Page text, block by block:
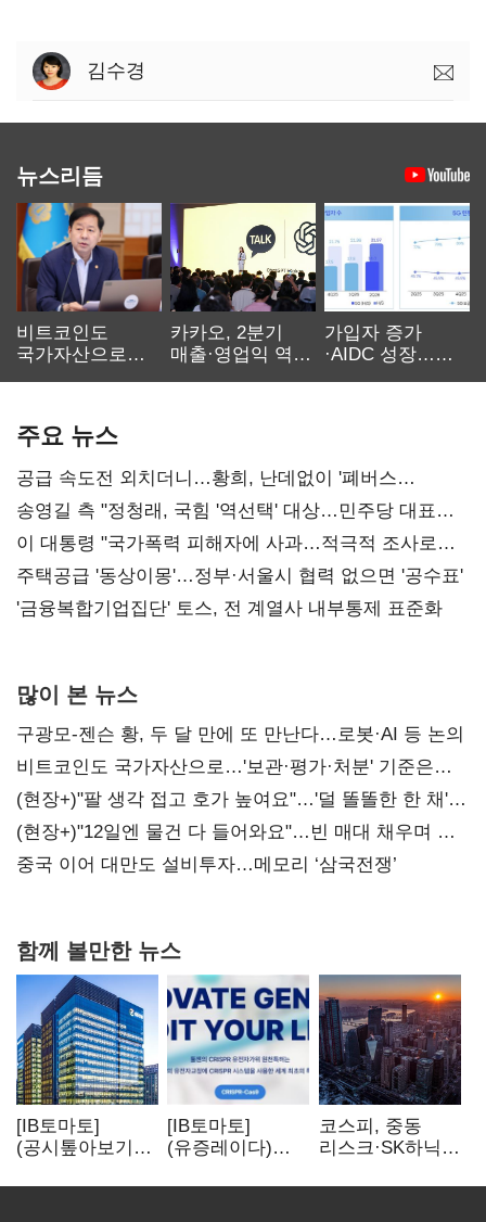
김수경
뉴스리듬
비트코인도
국가자산으로…'
카카오, 2분기
매출·영업익 역대
가입자 증가
·AIDC 성장…
주요 뉴스
공급 속도전 외치더니…황희, 난데없이 '폐버스
리모델링' 제안
송영길 측 "정청래, 국힘 '역선택' 대상…민주당 대표로
총선 지휘 못해"
이 대통령 "국가폭력 피해자에 사과…적극적 조사로
진실 밝혀야"
주택공급 '동상이몽'…정부·서울시 협력 없으면 '공수표'
'금융복합기업집단' 토스, 전 계열사 내부통제 표준화
많이 본 뉴스
구광모-젠슨 황, 두 달 만에 또 만난다…로봇·AI 등 논의
비트코인도 국가자산으로…'보관·평가·처분' 기준은
숙제
(현장+)"팔 생각 접고 호가 높여요"…'덜 똘똘한 한 채'
20억 키맞추기
(현장+)"12일엔 물건 다 들어와요"…빈 매대 채우며 문
연 홈플러스
중국 이어 대만도 설비투자…메모리 ‘삼국전쟁’
함께 볼만한 뉴스
[IB토마토]
(공시톺아보기)
바로 매출로
[IB토마토]
(유증레이다)
3분의 1 토막…
코스피, 중동
리스크·SK하닉
뒷걸음